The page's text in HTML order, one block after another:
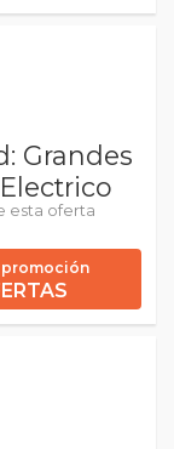
Grandes
esta oferta
promoción